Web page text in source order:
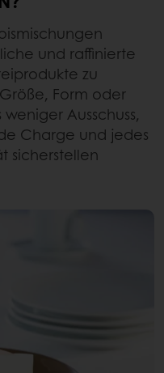
und raffinierte
zu
Form oder
Ausschuss,
Charge und jedes
sicherstellen